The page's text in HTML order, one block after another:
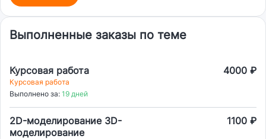
Выполненные заказы по теме
Курсовая работа 4000 ₽
Курсовая работа
Выполнено за: 19 дней
2D-моделирование 3D-
моделирование
1100 ₽